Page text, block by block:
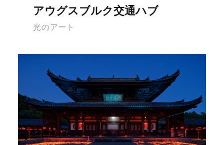
アウグスブルク交通ハブ
光のアート
万福寺ライトアップ